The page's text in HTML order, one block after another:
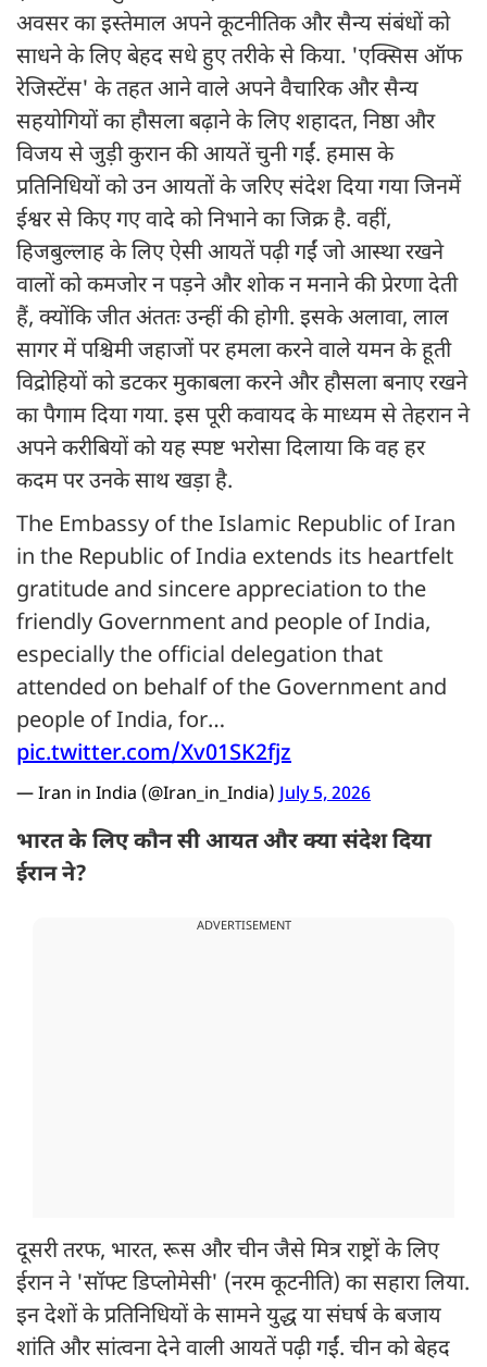
अवसर का इस्तेमाल अपने कूटनीतिक और सैन्य संबंधों को
साधने के लिए बेहद सधे हुए तरीके से किया. 'एक्सिस ऑफ
रेजिस्टेंस' के तहत आने वाले अपने वैचारिक और सैन्य
सहयोगियों का हौसला बढ़ाने के लिए शहादत, निष्ठा और
विजय से जुड़ी कुरान की आयतें चुनी गईं. हमास के
प्रतिनिधियों को उन आयतों के जरिए संदेश दिया गया जिनमें
ईश्वर से किए गए वादे को निभाने का जिक्र है. वहीं,
हिजबुल्लाह के लिए ऐसी आयतें पढ़ी गईं जो आस्था रखने
वालों को कमजोर न पड़ने और शोक न मनाने की प्रेरणा देती
हैं, क्योंकि जीत अंततः उन्हीं की होगी. इसके अलावा, लाल
सागर में पश्चिमी जहाजों पर हमला करने वाले यमन के हूती
विद्रोहियों को डटकर मुकाबला करने और हौसला बनाए रखने
का पैगाम दिया गया. इस पूरी कवायद के माध्यम से तेहरान ने
अपने करीबियों को यह स्पष्ट भरोसा दिलाया कि वह हर
कदम पर उनके साथ खड़ा है.
The Embassy of the Islamic Republic of Iran
in the Republic of India extends its heartfelt
gratitude and sincere appreciation to the
friendly Government and people of India,
especially the official delegation that
attended on behalf of the Government and
people of India, for…
pic.twitter.com/Xv01SK2fjz
— Iran in India (@Iran_in_India)July 5, 2026
भारत के लिए कौन सी आयत और क्या संदेश दिया
ईरान ने?
ADVERTISEMENT
दूसरी तरफ, भारत, रूस और चीन जैसे मित्र राष्ट्रों के लिए
ईरान ने 'सॉफ्ट डिप्लोमेसी' (नरम कूटनीति) का सहारा लिया.
इन देशों के प्रतिनिधियों के सामने युद्ध या संघर्ष के बजाय
शांति और सांत्वना देने वाली आयतें पढ़ी गईं. चीन को बेहद